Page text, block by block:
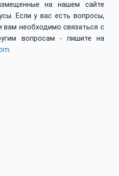
на нашем сайте
Если у вас есть вопросы,
вам необходимо связаться с
вопросам - пишите на
.